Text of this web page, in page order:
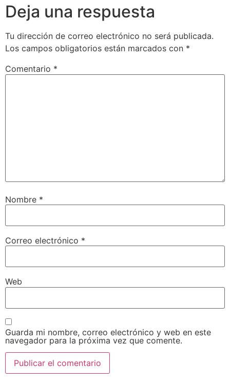
Deja una respuesta
Tu dirección de correo electrónico no será publicada.
Los campos obligatorios están marcados con *
Comentario *
Nombre *
Correo electrónico *
Web
Guarda mi nombre, correo electrónico y web en este
navegador para la próxima vez que comente.